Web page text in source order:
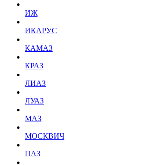
ИЖ
ИКАРУС
КАМАЗ
КРАЗ
ЛИАЗ
ЛУАЗ
МАЗ
МОСКВИЧ
ПАЗ